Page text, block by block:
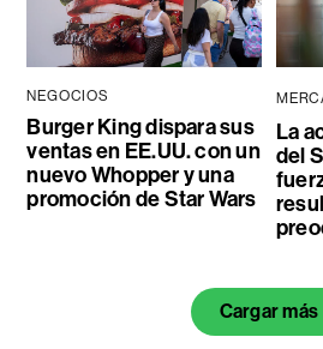
NEGOCIOS
Burger King dispara sus
ventas en EE.UU. con un
nuevo Whopper y una
promoción de Star Wars
La
del
Cargar más